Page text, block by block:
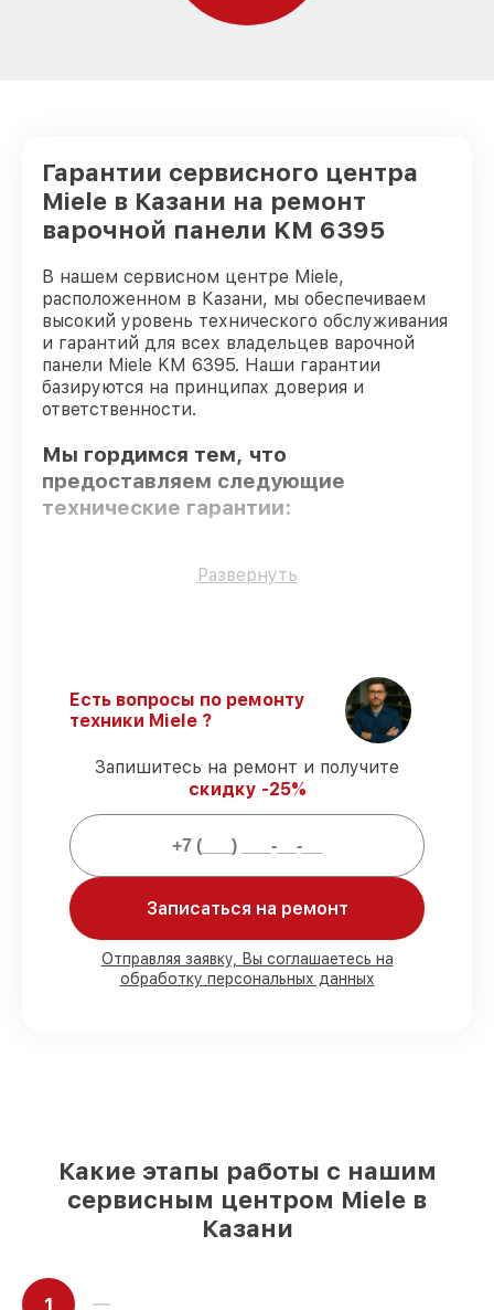
Гарантии сервисного центра
Miele в Казани на ремонт
варочной панели KM 6395
В нашем сервисном центре Miele,
расположенном в Казани, мы обеспечиваем
высокий уровень технического обслуживания
и гарантий для всех владельцев варочной
панели Miele KM 6395. Наши гарантии
базируются на принципах доверия и
ответственности.
Мы гордимся тем, что
предоставляем следующие
технические гарантии:
Оригинальные детали– гарантируем
обучение и ежегодную аттестацию, что
подтверждает их уровень мастерства.
Соблюдение сроков обслуживания
сервис варочной панели KM 6395
выполняется строго в оговоренные
Гарантийное обслуживание–
предоставляем официальное
гарантийное сопровождение после
починки.
Мы гарантируем:
работ за 1–2 часа, при немедленном
начале работ
Развернуть
Есть вопросы по ремонту
техники Miele ?
Запишитесь на ремонт и получите
скидку -25%
Записаться на ремонт
Отправляя заявку, Вы соглашаетесь на
обработку персональных данных
Какие этапы работы с нашим
сервисным центром Miele в
Казани
1